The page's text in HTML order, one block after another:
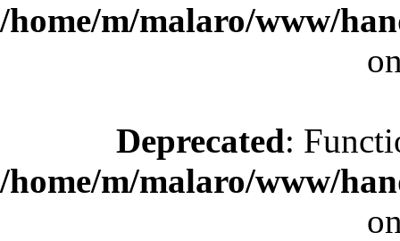
/home/m/malaro/www/
Deprecated:
/home/m/malaro/www/